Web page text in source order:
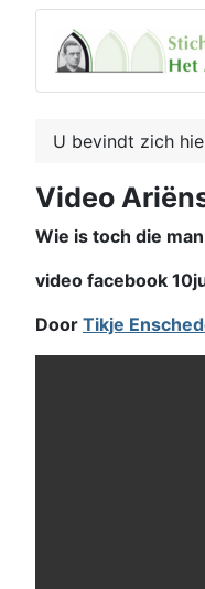
U bevindt zich
Video
Wie is toch die
video facebook
Door Tikje